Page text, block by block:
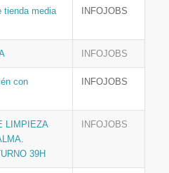
tienda media
INFOJOBS
INFOJOBS
con
INFOJOBS
LIMPIEZA
39H
INFOJOBS